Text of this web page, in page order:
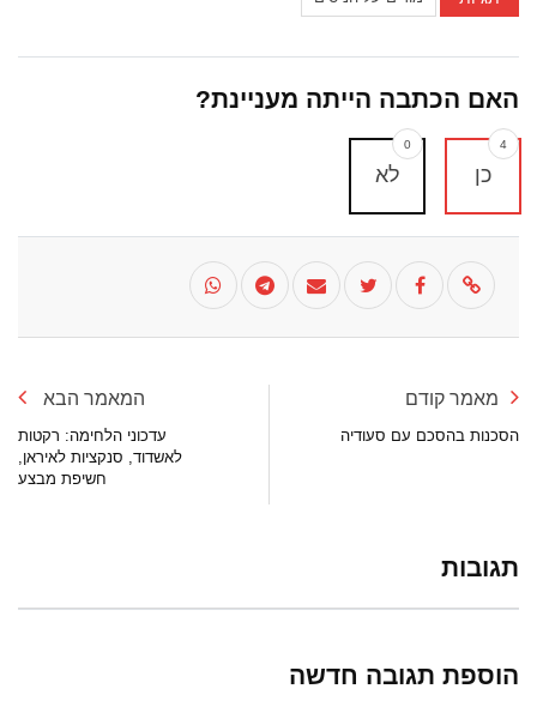
האם הכתבה הייתה מעניינת?
כן
4
לא
0
מאמר קודם
הסכנות בהסכם עם סעודיה
המאמר הבא
עדכוני הלחימה: רקטות
לאשדוד, סנקציות לאיראן,
חשיפת מבצע
תגובות
הוספת תגובה חדשה